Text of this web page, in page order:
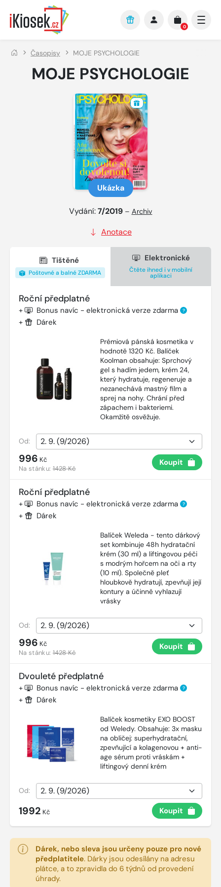
Přejít na hlavní obsah
0
Časopisy MOJE PSYCHOLOGIE
MOJE PSYCHOLOGIE
Ukázka
Vydání:7/2019 – Archiv
Anotace
Tištěné
Poštovné a balné ZDARMA
Elektronické
Čtěte ihned i v mobilní
aplikaci
Roční předplatné
+ Bonus navíc - elektronická verze zdarma ?
+ Dárek
Prémiová pánská kosmetika v
hodnotě 1320 Kč. Balíček
Koolman obsahuje: Sprchový
gel s hadím jedem, krém 24,
který hydratuje, regeneruje a
nezanechává mastný film a
sprej na nohy. Chrání před
zápachem i bakteriemi.
Okamžitě osvěžuje.
Od:
996 Kč
Na stánku:1428 Kč
Koupit
Roční předplatné
+ Bonus navíc - elektronická verze zdarma ?
+ Dárek
Balíček Weleda - tento dárkový
set kombinuje 48h hydratační
krém (30 ml) a liftingovou péči
s modrým hořcem na oči a rty
(10 ml). Společně pleť
hloubkově hydratují, zpevňují její
kontury a účinně vyhlazují
vrásky
Od:
996 Kč
Na stánku:1428 Kč
Koupit
Dvouleté předplatné
+ Bonus navíc - elektronická verze zdarma ?
+ Dárek
Balíček kosmetiky EXO BOOST
od Weledy. Obsahuje: 3x masku
na obličej: superhydratační,
zpevňující a kolagenovou + anti-
age sérum proti vráskám +
liftingový denní krém
Od:
1992 Kč Koupit
Dárek, nebo sleva jsou určeny pouze pro nové
předplatitele. Dárky jsou odesílány na adresu
plátce, a to zpravidla do 6 týdnů od provedení
úhrady.